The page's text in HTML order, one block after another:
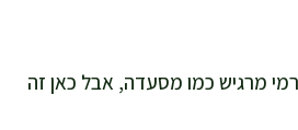
מרגיש כמו מסעדה, אבל כאן זה